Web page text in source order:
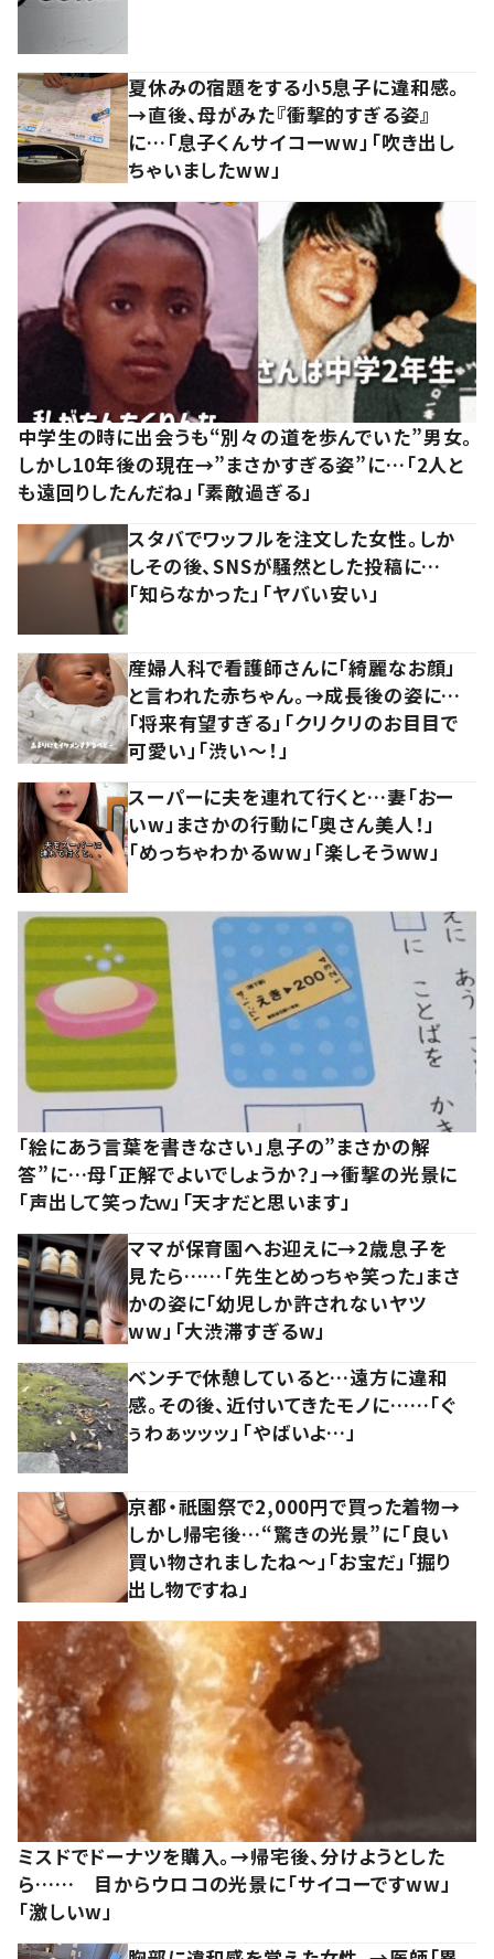
夏休みの宿題をする小5息子に違和感。
→直後、母がみた『衝撃的すぎる姿』
に…「息子くんサイコーww」「吹き出し
ちゃいましたww」
中学生の時に出会うも“別々の道を歩んでいた”男女。
しかし10年後の現在→”まさかすぎる姿”に…「2人と
も遠回りしたんだね」「素敵過ぎる」
スタバでワッフルを注文した女性。しか
しその後、SNSが騒然とした投稿に…
「知らなかった」「ヤバい安い」
産婦人科で看護師さんに「綺麗なお顔」
と言われた赤ちゃん。→成長後の姿に…
「将来有望すぎる」「クリクリのお目目で
可愛い」「渋い～！」
スーパーに夫を連れて行くと…妻「おー
いw」まさかの行動に「奥さん美人！」
「めっちゃわかるww」「楽しそうww」
「絵にあう言葉を書きなさい」息子の”まさかの解
答”に…母「正解でよいでしょうか？」→衝撃の光景に
「声出して笑ったｗ」「天才だと思います」
ママが保育園へお迎えに→2歳息子を
見たら……「先生とめっちゃ笑った」まさ
かの姿に「幼児しか許されないヤツ
ww」「大渋滞すぎるw」
ベンチで休憩していると…遠方に違和
感。その後、近付いてきたモノに……「ぐ
ぅわぁッッッ」「やばいよ…」
京都・祇園祭で2,000円で買った着物→
しかし帰宅後…“驚きの光景”に「良い
買い物されましたね～」「お宝だ」「掘り
出し物ですね」
ミスドでドーナツを購入。→帰宅後、分けようとした
ら…… 目からウロコの光景に「サイコーですww」
「激しいw」